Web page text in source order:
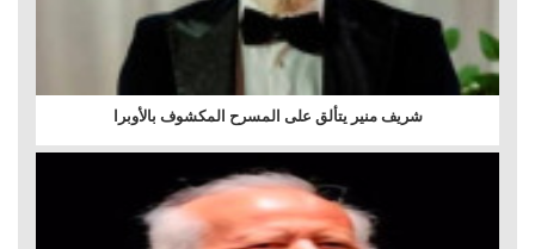
شريف منير يتألق على المسرح المكشوف بالأوبرا